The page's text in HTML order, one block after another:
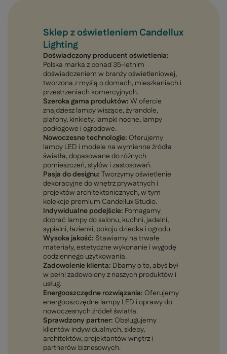
Sklep z oświetleniem Candellux
Lighting
Doświadczony producent oświetlenia:
Polska marka z ponad 35-letnim
doświadczeniem w branży oświetleniowej,
tworzona z myślą o domach, mieszkaniach i
przestrzeniach komercyjnych.
Szeroka gama produktów: W ofercie
znajdziesz lampy wiszące, żyrandole,
plafony, kinkiety, lampki nocne, lampy
podłogowe i ogrodowe.
Nowoczesne technologie: Oferujemy
lampy LED i modele na wymienne źródła
światła, dopasowane do różnych
pomieszczeń, stylów i zastosowań.
Pasja do designu: Tworzymy oświetlenie
dekoracyjne do wnętrz prywatnych i
projektów architektonicznych, w tym
kolekcje premium Candellux Studio.
Indywidualne podejście: Pomagamy
dobrać lampy do salonu, kuchni, jadalni,
sypialni, łazienki, pokoju dziecka i ogrodu.
Wysoka jakość: Stawiamy na trwałe
materiały, estetyczne wykonanie i wygodę
codziennego użytkowania.
Zadowolenie klienta: Dbamy o to, abyś był
w pełni zadowolony z naszych produktów i
usług.
Energooszczędne rozwiązania: Oferujemy
energooszczędne lampy LED i oprawy do
nowoczesnych źródeł światła.
Sprawdzony partner: Obsługujemy
klientów indywidualnych, sklepy,
architektów, projektantów wnętrz i
partnerów biznesowych.